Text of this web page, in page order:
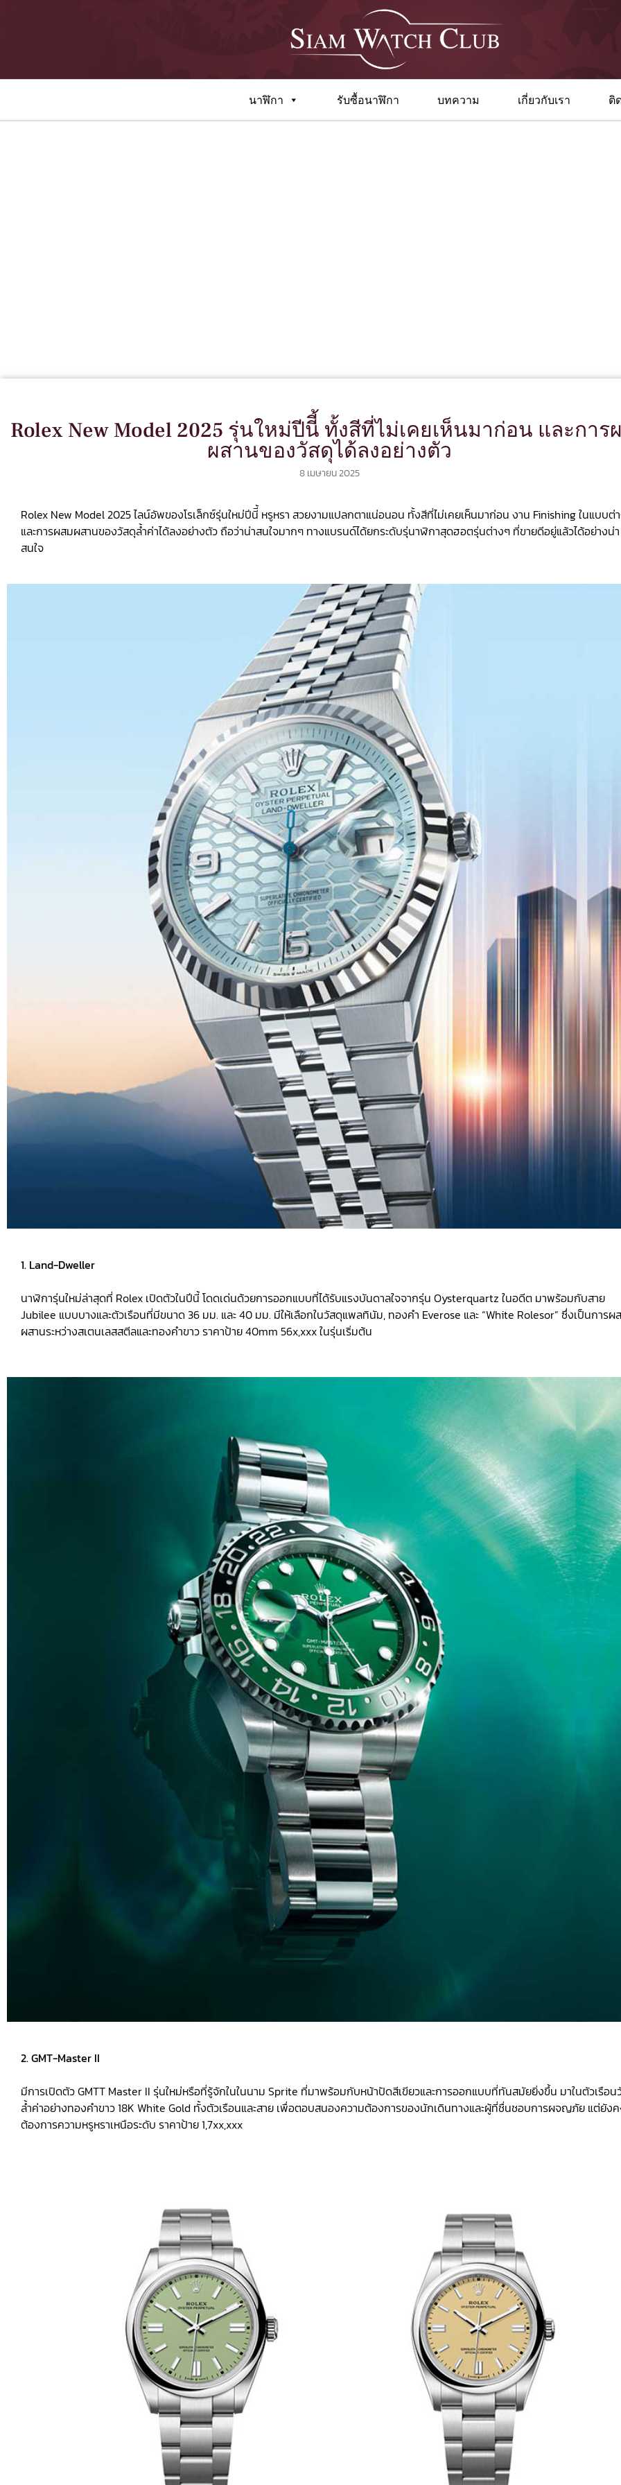
นาฬิกา รับซื้อนาฬิกา บทความ เกี่ยวกับเรา ติ
Rolex New Model 2025 รุ่นใหม่ปีนีี้ ทั้งสีที่ไม่เคยเห็นมาก่อน และการ
ผสานของวัสดุได้ลงอย่างตัว
8 เมษายน 2025
Rolex New Model 2025 ไลน์อัพของโรเล็กซ์รุ่นใหม่ปีนีี้ หรูหรา สวยงามแปลกตาแน่อนอน ทั้งสีที่ไม่เคยเห็นมาก่อน งาน Finishing ในแบบต่
และการผสมผสานของวัสดุล้ำค่าได้ลงอย่างตัว ถือว่าน่าสนใจมากๆ ทางแบรนด์ได้ยกระดับรุ่นาฬิกาสุดฮอตรุ่นต่างๆ ที่ขายดีอยู่แล้วได้อย่างน่า
สนใจ
1. Land-Dweller
นาฬิการุ่นใหม่ล่าสุดที่ Rolex เปิดตัวในปีนี้ โดดเด่นด้วยการออกแบบที่ได้รับแรงบันดาลใจจากรุ่น Oysterquartz ในอดีต มาพร้อมกับสาย
Jubilee แบบบางและตัวเรือนที่มีขนาด 36 มม. และ 40 มม. มีให้เลือกในวัสดุแพลทินัม, ทองคำ Everose และ “White Rolesor” ซึ่งเป็นการผ
ผสานระหว่างสเตนเลสสตีลและทองคำขาว ราคาป้าย 40mm 56x,xxx ในรุ่นเริ่มต้น
2. GMT-Master II
มีการเปิดตัว GMTT Master II รุ่นใหม่หรือที่รู้จักในในนาม Sprite ที่มาพร้อมกับหน้าปัดสีเขียวและการออกแบบที่ทันสมัยยิ่งขึ้น มาในตัวเรือน
ล้ำค่าอย่างทองคำขาว 18K White Gold ทั้งตัวเรือนและสาย เพื่อตอบสนองความต้องการของนักเดินทางและผู้ที่ชื่นชอบการผจญภัย แต่ยัง
ต้องการความหรูหราเหนือระดับ ราคาป้าย 1,7xx,xxx